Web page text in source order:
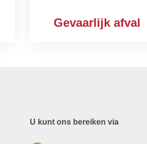
Gevaarlijk afval
U kunt ons bereiken via